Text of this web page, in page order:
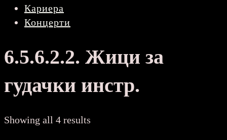
Кариера
Концерти
6.5.6.2.2. Жици за
гудачки инстр.
Showing all 4 results